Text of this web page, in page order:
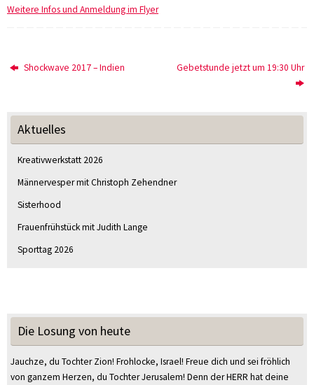
Weitere Infos und Anmeldung im Flyer
Shockwave 2017 – Indien Gebetstunde jetzt um 19:30 Uhr
Aktuelles
Kreativwerkstatt 2026
Männervesper mit Christoph Zehendner
Sisterhood
Frauenfrühstück mit Judith Lange
Sporttag 2026
Die Losung von heute
Jauchze, du Tochter Zion! Frohlocke, Israel! Freue dich und sei fröhlich
von ganzem Herzen, du Tochter Jerusalem! Denn der HERR hat deine